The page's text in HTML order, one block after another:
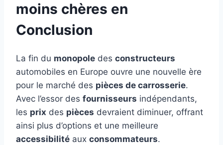
moins chères en
Conclusion
La fin du monopole des constructeurs
automobiles en Europe ouvre une nouvelle ère
pour le marché des pièces de carrosserie.
Avec l’essor des fournisseurs indépendants,
les prix des pièces devraient diminuer, offrant
ainsi plus d’options et une meilleure
accessibilité aux consommateurs.